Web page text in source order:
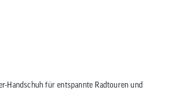
für entspannte Radtouren und